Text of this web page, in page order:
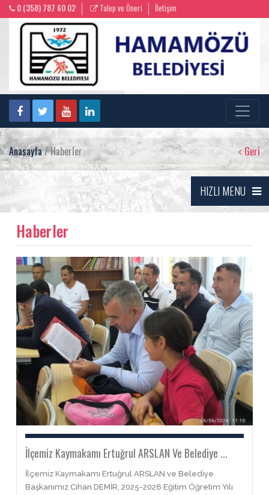
0 (358) 787 60 02 Talep ve Öneri İletişim
Anasayfa/ Haberler Geri
HIZLI MENU
Haberler
İlçemiz Kaymakamı Ertuğrul ARSLAN Ve Belediye ...
İlçemiz Kaymakamı Ertuğrul ARSLAN ve Belediye
Başkanımız Cihan DEMİR, 2025-2026 Eğitim Öğretim Yılı